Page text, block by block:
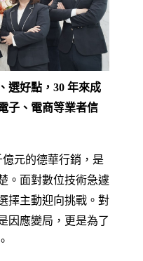
選好點，30 年來成
子、電商等業者信
元的德華行銷，是
。面對數位技術急遽
擇主動迎向挑戰。對
因應變局，更是為了